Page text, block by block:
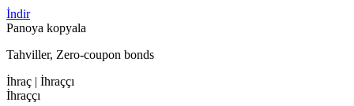
İndir
Panoya kopyala
Tahviller, Zero-coupon bonds
İhraç | İhraççı
İhraççı